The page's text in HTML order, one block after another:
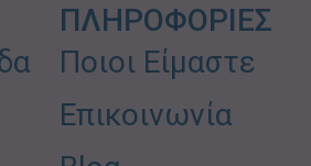
ΠΛΗΡΟΦΟΡΙΕΣ
Ποιοι Είμαστε
Επικοινωνία